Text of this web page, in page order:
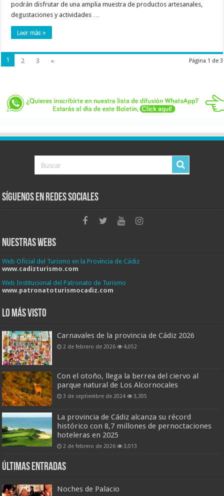
podrán disfrutar de una amplia muestra de productos artesanales,
degustaciones y actividades …
Leer más »
Página 1 de 3
1 2 3 »
Síguenos en Redes Sociales
Nuestras Webs
Web Oficial del Turismo en la Provincia de Cádiz
www.cadizturismo.com
Web Institucional del Patronato de Turismo
www.patronatoturismocadiz.com
Lo más visto
Carnavales de la provincia de Cádiz 2026
2 de febrero de 2026 4,052
Con el otoño, llega la berrea del ciervo al
parque natural de Los Alcornocales
3 de septiembre de 2024 3,305
La provincia de Cádiz alcanza su récord
histórico con 8,7 millones de pernoctaciones
hoteleras en 2025
2 de febrero de 2026 3,013
Últimas entradas
Noches de Palacio